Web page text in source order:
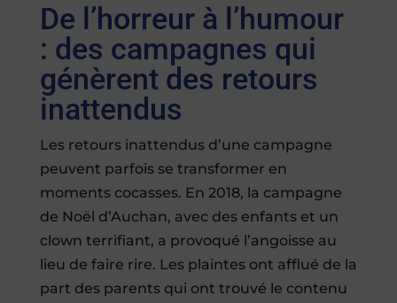
De l’horreur à l’humour
: des campagnes qui
génèrent des retours
inattendus
Les retours inattendus d’une campagne
peuvent parfois se transformer en
moments cocasses. En 2018, la campagne
de Noël d’Auchan, avec des enfants et un
clown terrifiant, a provoqué l’angoisse au
lieu de faire rire. Les plaintes ont afflué de la
part des parents qui ont trouvé le contenu